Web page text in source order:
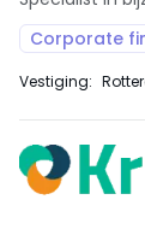
Corporate
Vestiging: